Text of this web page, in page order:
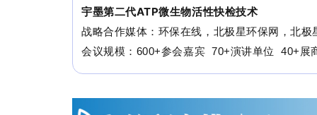
宇墨第二代ATP微生物活性快检技术
战略合作媒体：环保在线，北极星环保网，北极
会议规模： 600+参会嘉宾 70+演讲单位 40+展